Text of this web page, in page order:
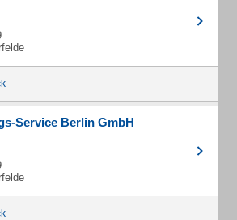
Service Berlin GmbH